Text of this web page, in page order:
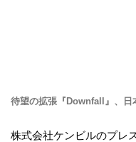
待望の拡張『Downfall』、日
株式会社ケンビルのプレ